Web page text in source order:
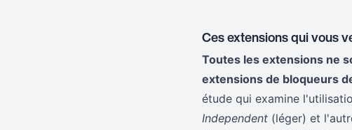
Ces extensions qui vous
Toutes les extensions ne
extensions de bloqueurs
étude qui examine
Independent (léger) et